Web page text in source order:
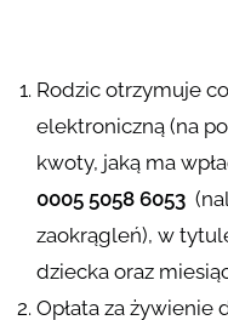
Rodzic otrzymuje
elektroniczną (na
kwoty, jaką ma
0005 5058 6053
zaokrągleń), w
dziecka oraz
Opłata za żywienie